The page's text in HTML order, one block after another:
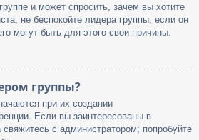
и может спросить, зачем вы хотите
не беспокойте лидера группы, если он
могут быть для этого свои причины.
группы?
при их создании
Если вы заинтересованы в
с администратором; попробуйте